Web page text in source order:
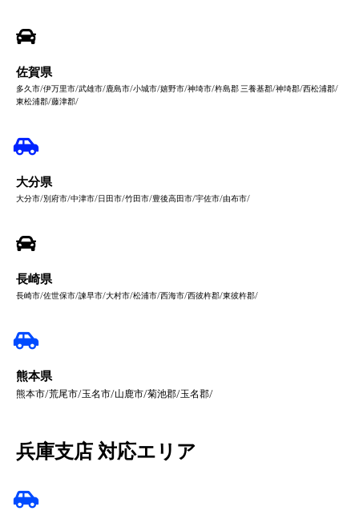
佐賀県
多久市/伊万里市/武雄市/鹿島市/小城市/嬉野市/神埼市/杵島郡 三養基郡/神埼郡/西松浦郡/
東松浦郡/藤津郡/
大分県
大分市/別府市/中津市/日田市/竹田市/豊後高田市/宇佐市/由布市/
長崎県
長崎市/佐世保市/諫早市/大村市/松浦市/西海市/西彼杵郡/東彼杵郡/
熊本県
熊本市/荒尾市/玉名市/山鹿市/菊池郡/玉名郡/
兵庫支店 対応エリア